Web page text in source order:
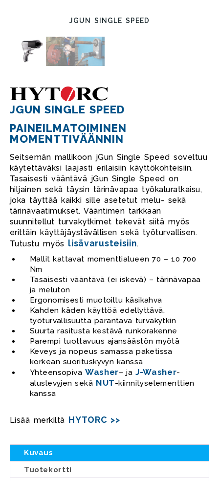
JGUN SINGLE SPEED
JGUN SINGLE SPEED
PAINEILMATOIMINEN
MOMENTTIVÄÄNNIN
Seitsemän mallikoon jGun Single Speed soveltuu
käytettäväksi laajasti erilaisiin käyttökohteisiin.
Tasaisesti vääntävä jGun Single Speed on
hiljainen sekä täysin tärinävapaa työkaluratkaisu,
joka täyttää kaikki sille asetetut melu- sekä
tärinävaatimukset. Vääntimen tarkkaan
suunnitellut turvakytkimet tekevät siitä myös
erittäin käyttäjäystävällisen sekä työturvallisen.
Tutustu myös lisävarusteisiin.
Mallit kattavat momenttialueen 70 – 10 700
Nm
Tasaisesti vääntävä (ei iskevä) – tärinävapaa
ja meluton
Ergonomisesti muotoiltu käsikahva
Kahden käden käyttöä edellyttävä,
työturvallisuutta parantava turvakytkin
Suurta rasitusta kestävä runkorakenne
Parempi tuottavuus ajansäästön myötä
Keveys ja nopeus samassa paketissa
korkean suorituskyvyn kanssa
Yhteensopiva Washer– ja J-Washer-
aluslevyjen sekä NUT-kiinnityselementtien
kanssa
Lisää merkiltä HYTORC >>
Kuvaus
Tuotekortti